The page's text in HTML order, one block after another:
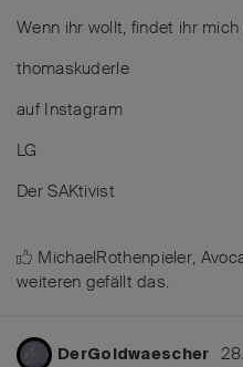
Wenn ihr wollt, findet ihr
thomaskuderle
auf Instagram
LG
Der SAKtivist
MichaelRothenpieler,
weiteren gefällt das.
DerGoldwaescher